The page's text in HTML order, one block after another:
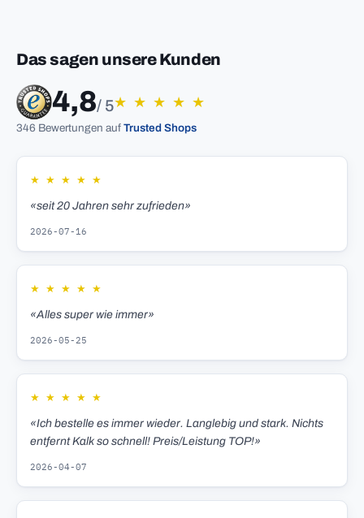
Das sagen unsere Kunden
4,8/ 5★ ★ ★ ★ ★
346 Bewertungen auf Trusted Shops
★ ★ ★ ★ ★
«seit 20 Jahren sehr zufrieden»
2026-07-16
★ ★ ★ ★ ★
«Alles super wie immer»
2026-05-25
★ ★ ★ ★ ★
«Ich bestelle es immer wieder. Langlebig und stark. Nichts
entfernt Kalk so schnell! Preis/Leistung TOP!»
2026-04-07